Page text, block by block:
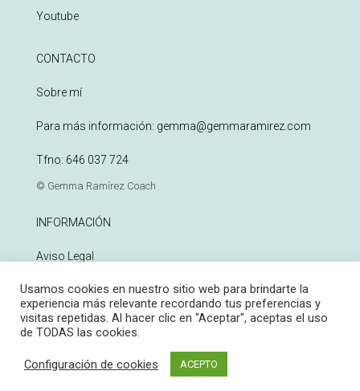
Youtube
CONTACTO
Sobre mí
Para más información: gemma@gemmaramirez.com
Tfno: 646 037 724
© Gemma Ramírez Coach
INFORMACIÓN
Aviso Legal
Política de Privacidad
Política de Cookies
Usamos cookies en nuestro sitio web para brindarte la
experiencia más relevante recordando tus preferencias y
visitas repetidas. Al hacer clic en "Aceptar", aceptas el uso
de TODAS las cookies.
Configuración de cookies ACEPTO